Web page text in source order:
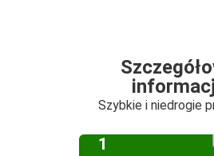
Szybkie i niedrogie
1